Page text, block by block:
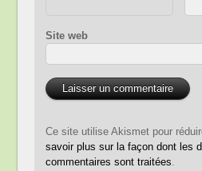
Site web
Ce site utilise Akismet pour
savoir plus sur la façon dont les
commentaires sont traitées